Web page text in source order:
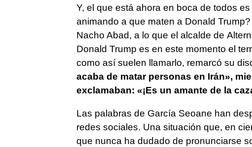
Y, el que está ahora en boca de todos
animando a que maten a Donald
Nacho Abad, a lo que el alcalde de
Donald Trump es en este momento el
como así suelen llamarlo, remarcó su
acaba de matar personas en Irán»,
exclamaban: «¡Es un amante de la
Las palabras de García Seoane han
redes sociales. Una situación que, en
que nunca ha dudado de pronunciarse